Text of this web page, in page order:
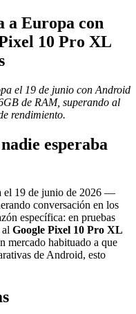
a Europa con
10 Pro XL
el 19 de junio con Android
de RAM, superando al
rendimiento.
esperaba
el 19 de junio de 2026 —
conversación en los
específica: en pruebas
Google Pixel 10 Pro XL
mercado habituado a que
de Android, esto